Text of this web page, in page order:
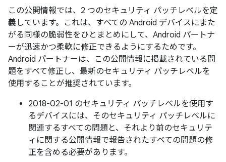
この公開情報では、2 つのセキュリティ パッチレベルを定
義しています。これは、すべての Android デバイスにまた
がる同様の脆弱性をひとまとめにして、Android パートナ
ーが迅速かつ柔軟に修正できるようにするためです。
Android パートナーは、この公開情報に掲載されている問
題をすべて修正し、最新のセキュリティ パッチレベルを
使用することが推奨されています。
2018-02-01 のセキュリティ パッチレベルを使用す
るデバイスには、そのセキュリティ パッチレベルに
関連するすべての問題と、それより前のセキュリテ
ィに関する公開情報で報告されたすべての問題の修
正を含める必要があります。